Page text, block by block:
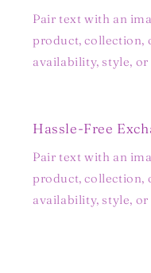
Pair text with an
product, collection,
availability, style,
Hassle-Free
Pair text with an
product, collection,
availability, style,